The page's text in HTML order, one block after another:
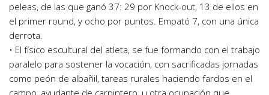
peleas, de las que ganó 37: 29 por Knock-out, 13 de ellos en
el primer round, y ocho por puntos. Empató 7, con una única
derrota.
• El físico escultural del atleta, se fue formando con el trabajo
paralelo para sostener la vocación, con sacrificadas jornadas
como peón de albañil, tareas rurales haciendo fardos en el